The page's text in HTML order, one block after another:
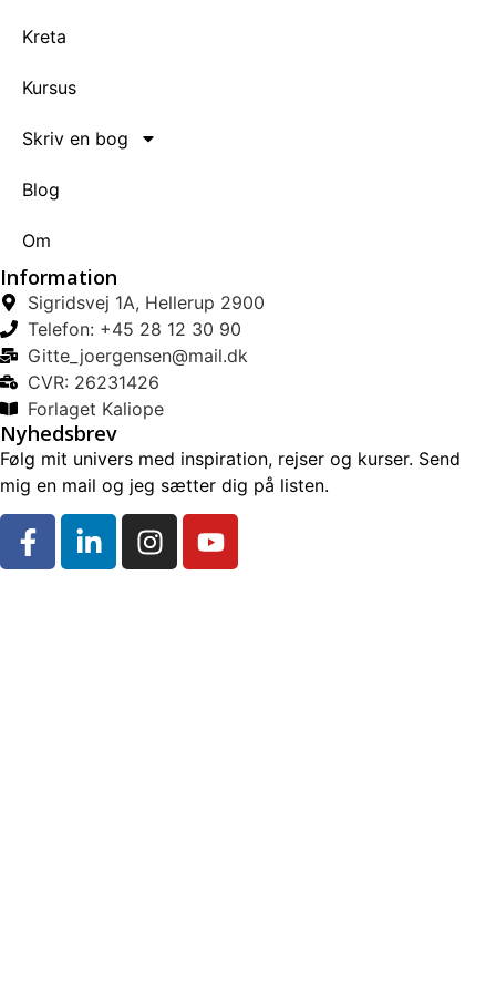
Kreta
Kursus
Skriv en bog
Blog
Om
Information
Sigridsvej 1A, Hellerup 2900
Telefon: +45 28 12 30 90
Gitte_joergensen@mail.dk
CVR: 26231426
Forlaget Kaliope
Nyhedsbrev
Følg mit univers med inspiration, rejser og kurser. Send
mig en mail og jeg sætter dig på listen.